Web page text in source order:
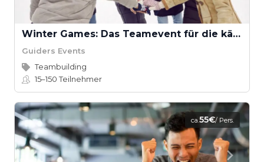
Winter Games: Das Teamevent für die kältere Jahreszeit
Guiders Events
Teambuilding
15–150Teilnehmer
ca.55€/ Pers.